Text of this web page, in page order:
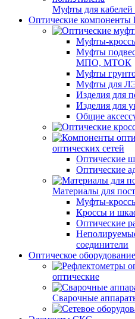
Муфты для кабелей
Оптические
Муфты-
Муфты
МПО, МТОК
Муфты
Муфты для
Изделия для
Изделия для
Общие
оптических сетей
Оптические
Оптические
Материалы для
Муфты-
Кроссы и
Оптические
соединители
Оптическое оборудование
оптические
Сварочные